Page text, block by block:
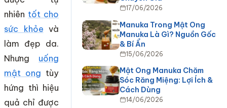
nhiên tốt cho
sức khỏe và
làm đẹp da.
Nhưng uống
mật ong tùy
hứng thì hiệu
quả chỉ được
17/06/2026
Manuka Trong Mật Ong
Manuka Là Gì? Nguồn Gốc
& Bí Ẩn
15/06/2026
Mật Ong Manuka Chăm
Sóc Răng Miệng: Lợi Ích &
Cách Dùng
14/06/2026